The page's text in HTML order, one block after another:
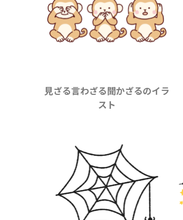
見ざる言わざる聞かざるのイラ
スト